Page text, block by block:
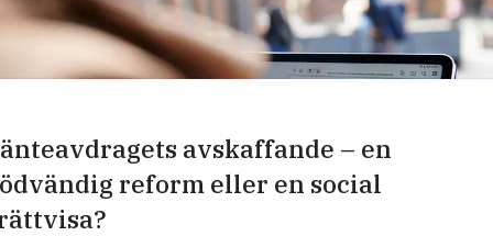
avskaffande – en
reform eller en social